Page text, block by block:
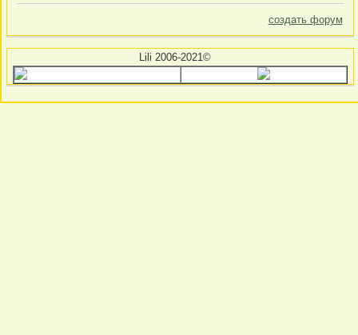
создать форум
Lili 2006-2021©